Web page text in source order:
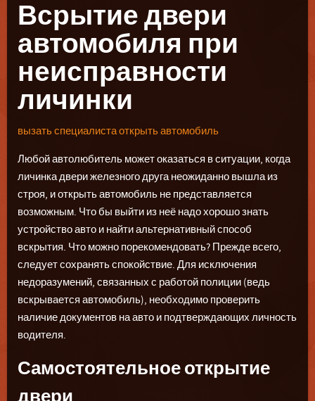
Всрытие двери
автомобиля при
неисправности
личинки
вызать специалиста открыть автомобиль
Любой автолюбитель может оказаться в ситуации, когда
личинка двери железного друга неожиданно вышла из
строя, и открыть автомобиль не представляется
возможным. Что бы выйти из неё надо хорошо знать
устройство авто и найти альтернативный способ
вскрытия. Что можно порекомендовать? Прежде всего,
следует сохранять спокойствие. Для исключения
недоразумений, связанных с работой полиции (ведь
вскрывается автомобиль), необходимо проверить
наличие документов на авто и подтверждающих личность
водителя.
Самостоятельное открытие
двери